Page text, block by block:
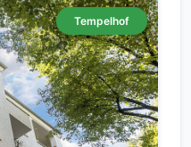
Tempelhof